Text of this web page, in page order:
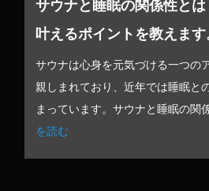
サウナと睡眠の関係性と
叶えるポイントを教えます
サウナは心身を元気づける一つの
親しまれており、近年では睡眠と
まっています。サウナと睡眠の
を読む